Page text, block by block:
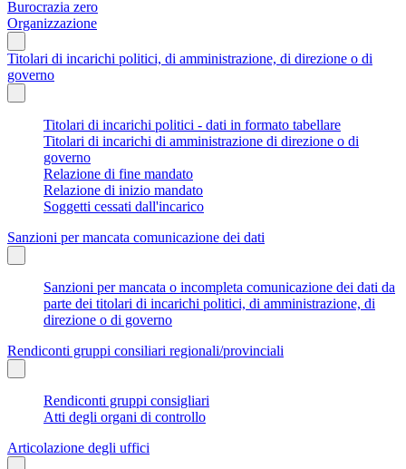
Burocrazia zero
Organizzazione
Titolari di incarichi politici, di amministrazione, di direzione o di
governo
Titolari di incarichi politici - dati in formato tabellare
Titolari di incarichi di amministrazione di direzione o di
governo
Relazione di fine mandato
Relazione di inizio mandato
Soggetti cessati dall'incarico
Sanzioni per mancata comunicazione dei dati
Sanzioni per mancata o incompleta comunicazione dei dati da
parte dei titolari di incarichi politici, di amministrazione, di
direzione o di governo
Rendiconti gruppi consiliari regionali/provinciali
Rendiconti gruppi consigliari
Atti degli organi di controllo
Articolazione degli uffici